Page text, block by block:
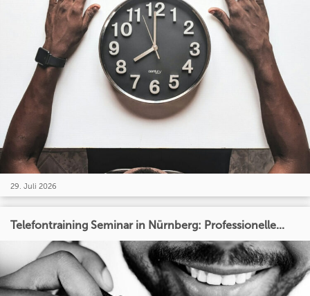
29. Juli 2026
Telefontraining Seminar in Nürnberg: Professionelle...